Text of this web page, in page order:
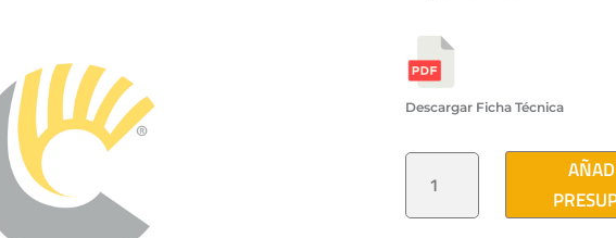
Descargar Ficha Técnica
AISLADOR
CON